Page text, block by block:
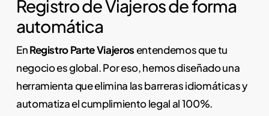
Registro de Viajeros de forma
automática
EnRegistro Parte Viajerosentendemos que tu
negocio es global. Por eso, hemos diseñado una
herramienta que elimina las barreras idiomáticas y
automatiza el cumplimiento legal al 100%.